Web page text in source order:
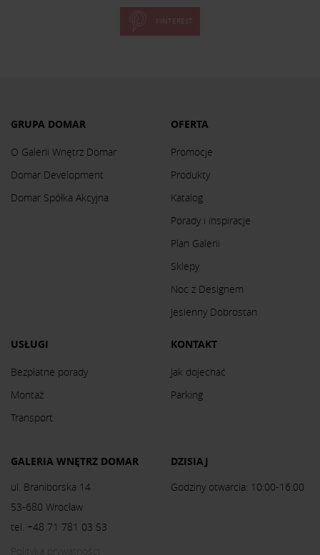
PINTEREST
GRUPA DOMAR
O Galerii Wnętrz Domar
Domar Development
Domar Spółka Akcyjna
OFERTA
Promocje
Produkty
Katalog
Porady i inspiracje
Plan Galerii
Sklepy
Noc z Designem
Jesienny Dobrostan
USŁUGI
Bezpłatne porady
Montaż
Transport
KONTAKT
Jak dojechać
Parking
GALERIA WNĘTRZ DOMAR
ul. Braniborska 14
53-680 Wrocław
tel. +48 71 781 03 53
DZISIAJ
Godziny otwarcia: 10:00-16:00